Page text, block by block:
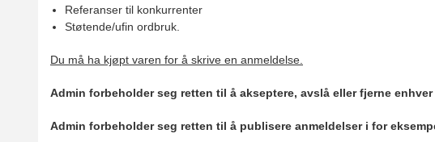
Referanser til konkurrenter
Støtende/ufin ordbruk.
Du må ha kjøpt varen for å skrive en anmeldelse.
Admin forbeholder seg retten til å akseptere, avslå eller fjerne
Admin forbeholder seg retten til å publisere anmeldelser i for